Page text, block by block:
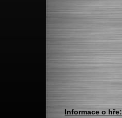
Informace o hře: